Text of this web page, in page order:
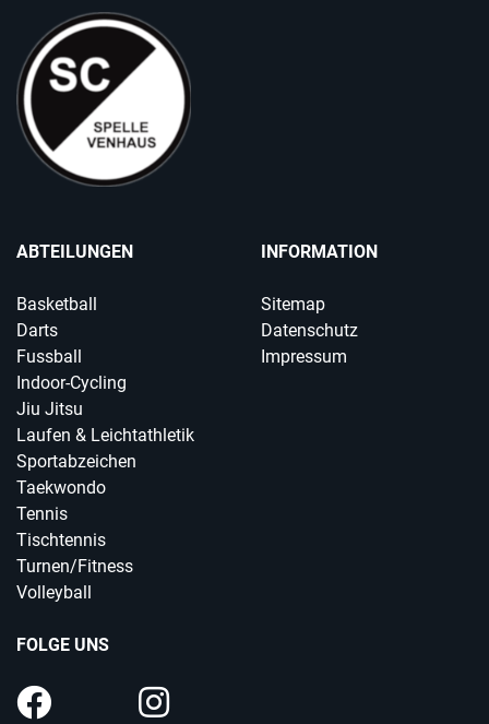
ABTEILUNGEN
Basketball
Darts
Fussball
Indoor-Cycling
Jiu Jitsu
Laufen & Leichtathletik
Sportabzeichen
Taekwondo
Tennis
Tischtennis
Turnen/Fitness
Volleyball
INFORMATION
Sitemap
Datenschutz
Impressum
FOLGE UNS